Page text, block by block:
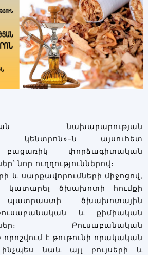
նախարարության
կենտրոն»–ն այսուհետ
բացառիկ փորձագիտական
նոր ուղղություններով։
և սարքավորումների միջոցով,
կատարել ծխախոտի հումքի
ծխախոտային
և քիմիական
Բուսաբանական
է թութունի որակական
նաև այլ բույսերի և